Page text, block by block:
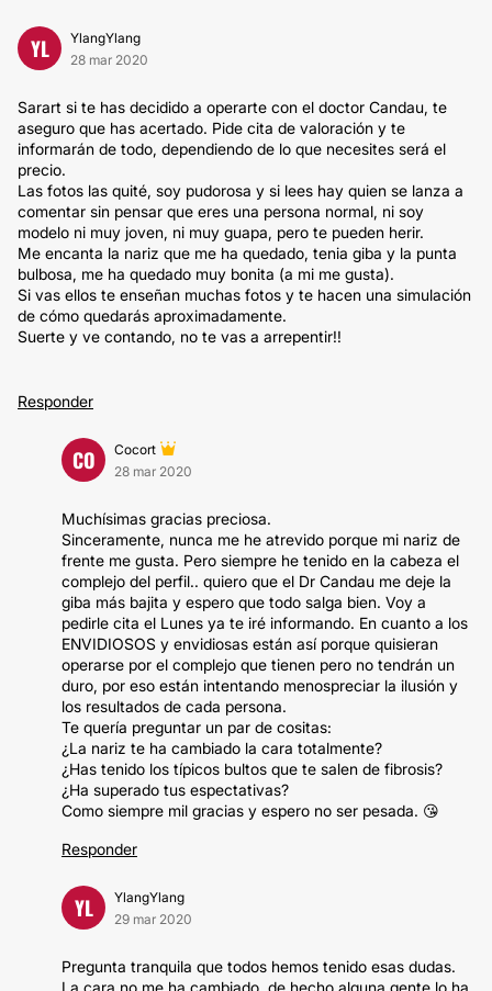
YL
YlangYlang
28 mar 2020
Sarart si te has decidido a operarte con el doctor Candau, te
aseguro que has acertado. Pide cita de valoración y te
informarán de todo, dependiendo de lo que necesites será el
precio.
Las fotos las quité, soy pudorosa y si lees hay quien se lanza a
comentar sin pensar que eres una persona normal, ni soy
modelo ni muy joven, ni muy guapa, pero te pueden herir.
Me encanta la nariz que me ha quedado, tenia giba y la punta
bulbosa, me ha quedado muy bonita (a mi me gusta).
Si vas ellos te enseñan muchas fotos y te hacen una simulación
de cómo quedarás aproximadamente.
Suerte y ve contando, no te vas a arrepentir!!
Responder
CO
Cocort
28 mar 2020
Muchísimas gracias preciosa.
Sinceramente, nunca me he atrevido porque mi nariz de
frente me gusta. Pero siempre he tenido en la cabeza el
complejo del perfil.. quiero que el Dr Candau me deje la
giba más bajita y espero que todo salga bien. Voy a
pedirle cita el Lunes ya te iré informando. En cuanto a los
ENVIDIOSOS y envidiosas están así porque quisieran
operarse por el complejo que tienen pero no tendrán un
duro, por eso están intentando menospreciar la ilusión y
los resultados de cada persona.
Te quería preguntar un par de cositas:
¿La nariz te ha cambiado la cara totalmente?
¿Has tenido los típicos bultos que te salen de fibrosis?
¿Ha superado tus espectativas?
Como siempre mil gracias y espero no ser pesada. 😘
Responder
YL
YlangYlang
29 mar 2020
Pregunta tranquila que todos hemos tenido esas dudas.
La cara no me ha cambiado, de hecho alguna gente lo ha